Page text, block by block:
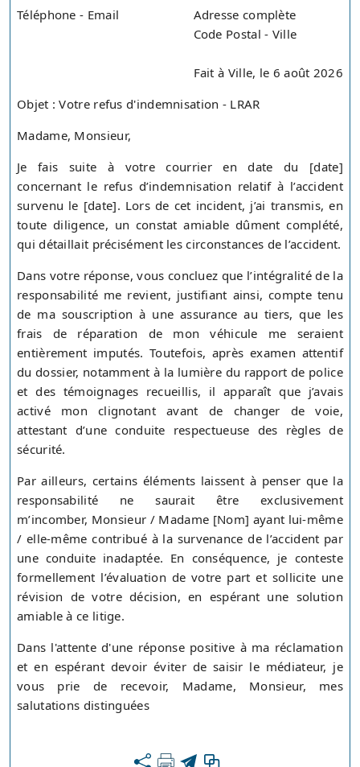
Téléphone - Email
Adresse complète
Code Postal - Ville
Fait à Ville, le 6 août 2026
Objet : Votre refus d'indemnisation - LRAR
Madame, Monsieur,
Je fais suite à votre courrier en date du [date]
concernant le refus d’indemnisation relatif à l’accident
survenu le [date]. Lors de cet incident, j’ai transmis, en
toute diligence, un constat amiable dûment complété,
qui détaillait précisément les circonstances de l’accident.
Dans votre réponse, vous concluez que l’intégralité de la
responsabilité me revient, justifiant ainsi, compte tenu
de ma souscription à une assurance au tiers, que les
frais de réparation de mon véhicule me seraient
entièrement imputés. Toutefois, après examen attentif
du dossier, notamment à la lumière du rapport de police
et des témoignages recueillis, il apparaît que j’avais
activé mon clignotant avant de changer de voie,
attestant d’une conduite respectueuse des règles de
sécurité.
Par ailleurs, certains éléments laissent à penser que la
responsabilité ne saurait être exclusivement
m’incomber, Monsieur / Madame [Nom] ayant lui-même
/ elle-même contribué à la survenance de l’accident par
une conduite inadaptée. En conséquence, je conteste
formellement l’évaluation de votre part et sollicite une
révision de votre décision, en espérant une solution
amiable à ce litige.
Dans l'attente d'une réponse positive à ma réclamation
et en espérant devoir éviter de saisir le médiateur, je
vous prie de recevoir, Madame, Monsieur, mes
salutations distinguées